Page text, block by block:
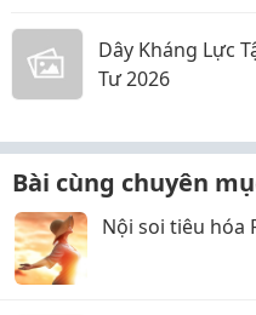
Dây Kháng Lực
Tư 2026
Bài cùng chuyên
Nội soi tiêu hóa